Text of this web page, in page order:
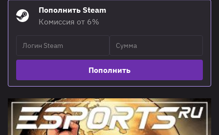
Пополнить Steam
Комиссия от 6%
Пополнить